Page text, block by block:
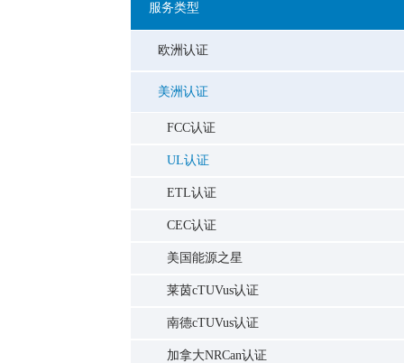
服务类型
欧洲认证
美洲认证
FCC认证
UL认证
ETL认证
CEC认证
美国能源之星
莱茵cTUVus认证
南德cTUVus认证
加拿大NRCan认证